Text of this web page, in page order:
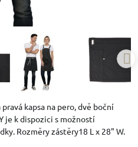
kapsa na pero, dvě boční
je k dispozici s možností
Rozměry zástěry18 L x 28" W.